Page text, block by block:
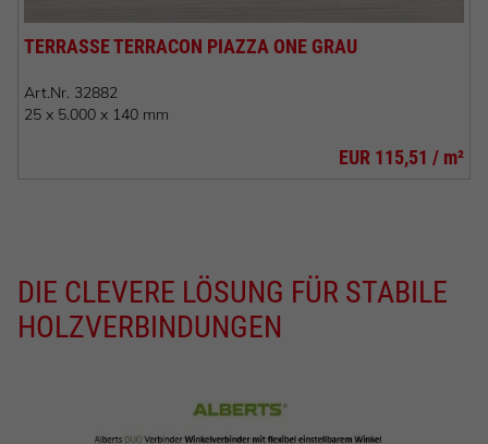
TERRASSE TERRACON PIAZZA ONE GRAU
Art.Nr. 32882
25 x 5.000 x 140 mm
EUR 115,51 / m²
DIE CLEVERE LÖSUNG FÜR STABILE
HOLZVERBINDUNGEN